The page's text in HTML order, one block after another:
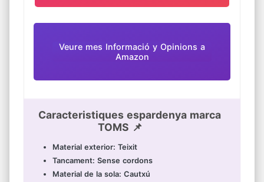
Veure mes Informació y Opinions a
Amazon
Caracteristiques espardenya marca
TOMS 📌
Material exterior: Teixit
Tancament: Sense cordons
Material de la sola: Cautxú